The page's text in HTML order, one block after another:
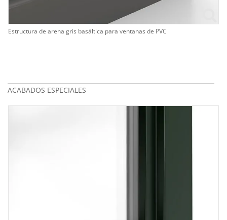
Estructura de arena gris basáltica para ventanas de PVC
ACABADOS ESPECIALES